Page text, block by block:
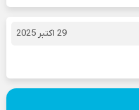
29 اکتبر 2025